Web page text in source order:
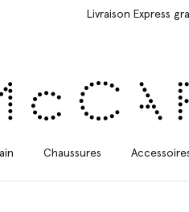
Livraison Express
Chaussures